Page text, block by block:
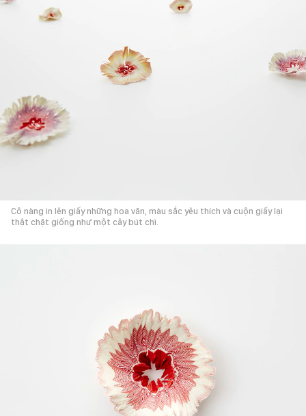
Cô nàng in lên giấy những hoa văn, màu sắc yêu thích và cuộn giấy lại
thật chặt giống như một cây bút chì.